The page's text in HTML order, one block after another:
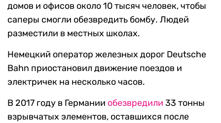
домов и офисов около 10 тысяч человек, чтобы
саперы смогли обезвредить бомбу. Людей
разместили в местных школах.
Немецкий оператор железных дорог Deutsche
Bahn приостановил движение поездов и
электричек на несколько часов.
В 2017 году в Германии обезвредили 33 тонны
взрывчатых элементов, оставшихся после